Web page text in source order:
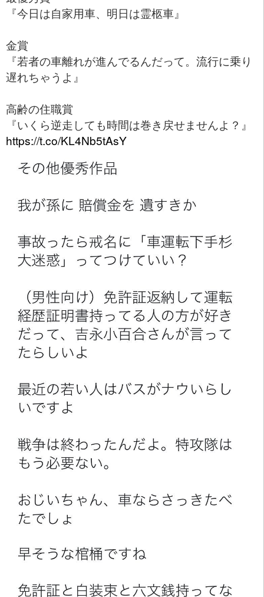
『今日は自家用車、明日は霊柩車』
金賞
『若者の車離れが進んでるんだって。流行に乗り
遅れちゃうよ』
高齢の住職賞
『いくら逆走しても時間は巻き戻せませんよ？』
https://t.co/KL4Nb5tAsY